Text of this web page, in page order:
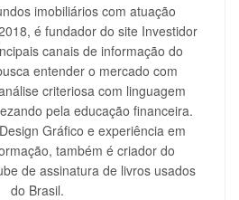
imobiliários com atuação
é fundador do site Investidor
canais de informação do
entender o mercado com
criteriosa com linguagem
pela educação financeira.
Gráfico e experiência em
também é criador do
de assinatura de livros usados
do Brasil.